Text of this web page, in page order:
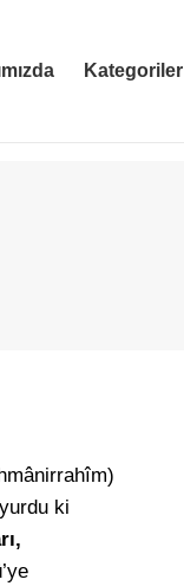
Kategoriler
ki